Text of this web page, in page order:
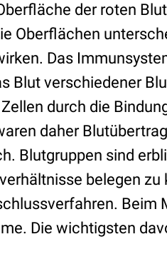
der roten
Oberflächen
Das
Blut verschiedener
durch die
daher
Blutgruppen sind
belegen zu
Beim
Die wichtigsten